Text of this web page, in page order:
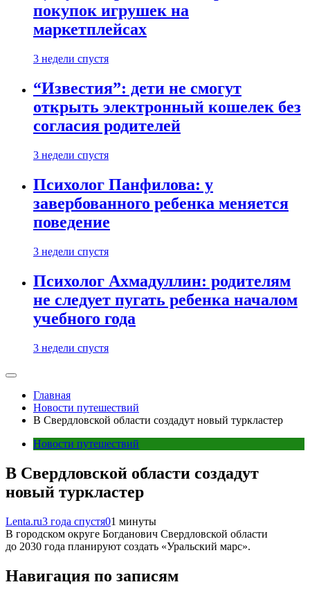
покупок игрушек на
маркетплейсах
3 недели спустя
“Известия”: дети не смогут
открыть электронный кошелек без
согласия родителей
3 недели спустя
Психолог Панфилова: у
завербованного ребенка меняется
поведение
3 недели спустя
Психолог Ахмадуллин: родителям
не следует пугать ребенка началом
учебного года
3 недели спустя
Главная
Новости путешествий
В Свердловской области создадут новый туркластер
Новости путешествий
В Свердловской области создадут
новый туркластер
Lenta.ru3 года спустя01 минуты
В городском округе Богданович Свердловской области
до 2030 года планируют создать «Уральский марс».
Навигация по записям